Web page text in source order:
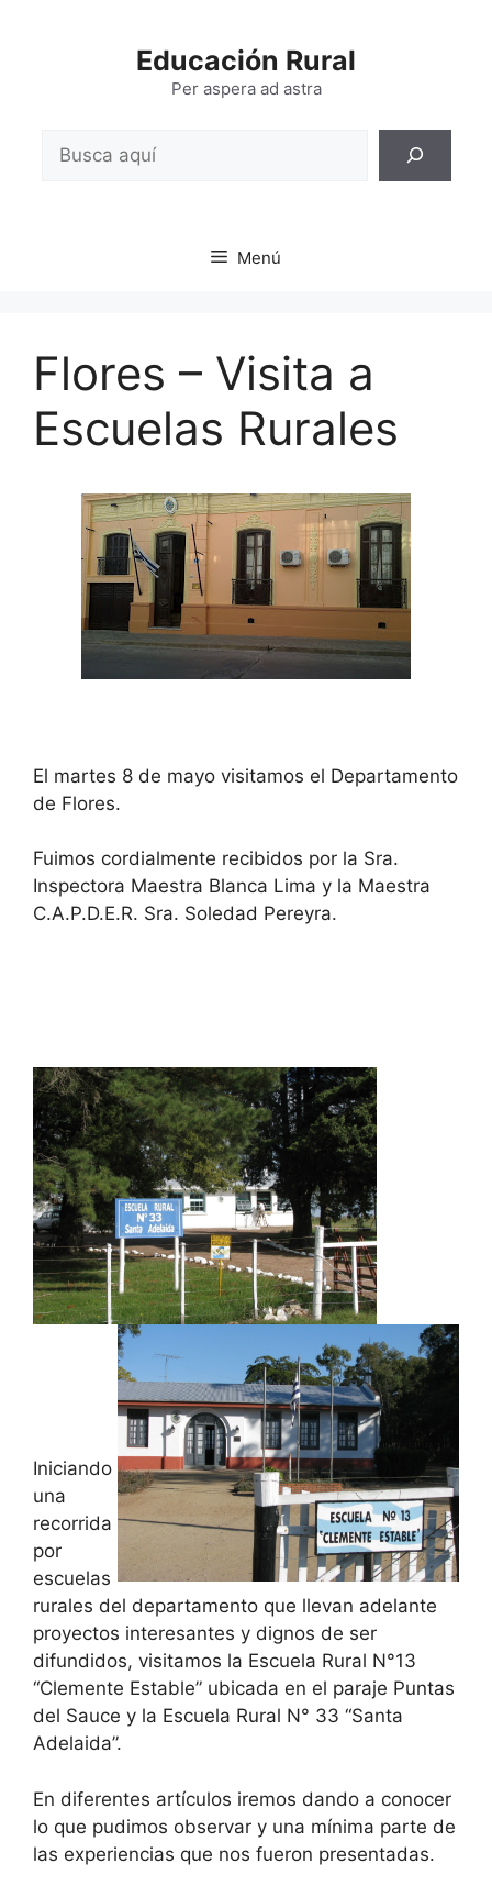
Educación Rural
Per aspera ad astra
Menú
Flores – Visita a
Escuelas Rurales
El martes 8 de mayo visitamos el Departamento
de Flores.
Fuimos cordialmente recibidos por la Sra.
Inspectora Maestra Blanca Lima y la Maestra
C.A.P.D.E.R. Sra. Soledad Pereyra.
Iniciando
una
recorrida
por
escuelas
rurales del departamento que llevan adelante
proyectos interesantes y dignos de ser
difundidos, visitamos la Escuela Rural N°13
“Clemente Estable” ubicada en el paraje Puntas
del Sauce y la Escuela Rural N° 33 “Santa
Adelaida”.
En diferentes artículos iremos dando a conocer
lo que pudimos observar y una mínima parte de
las experiencias que nos fueron presentadas.